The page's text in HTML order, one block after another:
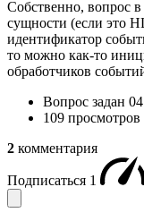
Собственно, вопрос
сущности (если это
идентификатор
то можно как-то
обработчиков
Вопрос задан
109 просмотров
2 комментария
Подписаться 1